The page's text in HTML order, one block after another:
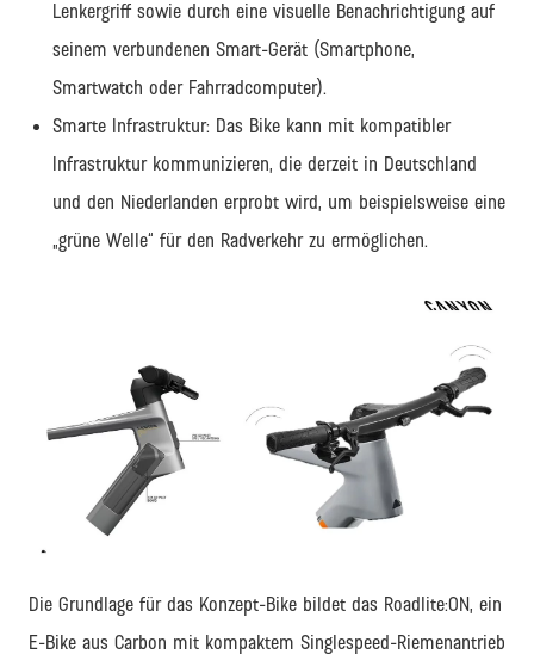
Lenkergriff sowie durch eine visuelle Benachrichtigung auf
seinem verbundenen Smart-Gerät (Smartphone,
Smartwatch oder Fahrradcomputer).
Smarte Infrastruktur: Das Bike kann mit kompatibler
Infrastruktur kommunizieren, die derzeit in Deutschland
und den Niederlanden erprobt wird, um beispielsweise eine
„grüne Welle“ für den Radverkehr zu ermöglichen.
Die Grundlage für das Konzept-Bike bildet das Roadlite:ON, ein
E-Bike aus Carbon mit kompaktem Singlespeed-Riemenantrieb